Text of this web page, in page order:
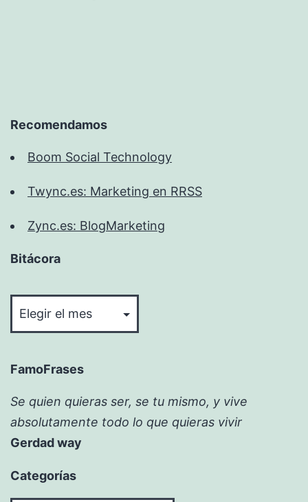
Recomendamos
Boom Social Technology
Twync.es: Marketing en RRSS
Zync.es: BlogMarketing
Bitácora
FamoFrases
Se quien quieras ser, se tu mismo, y vive
absolutamente todo lo que quieras vivir
Gerdad way
Categorías